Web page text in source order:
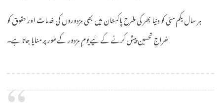
ہر سال یکم مئی کو دنیا بھر کی طرح پاکستان میں بھی مزدوروں کی خدمات اور حقوق کو
خراجِ تحسین پیش کرنے کے لیے یومِ مزدور کے طور پر منایا جاتا ہے۔